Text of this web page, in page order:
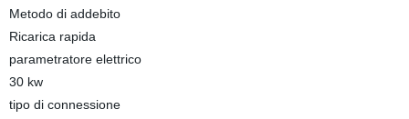
Metodo di addebito
Ricarica rapida
parametratore elettrico
30 kw
tipo di connessione